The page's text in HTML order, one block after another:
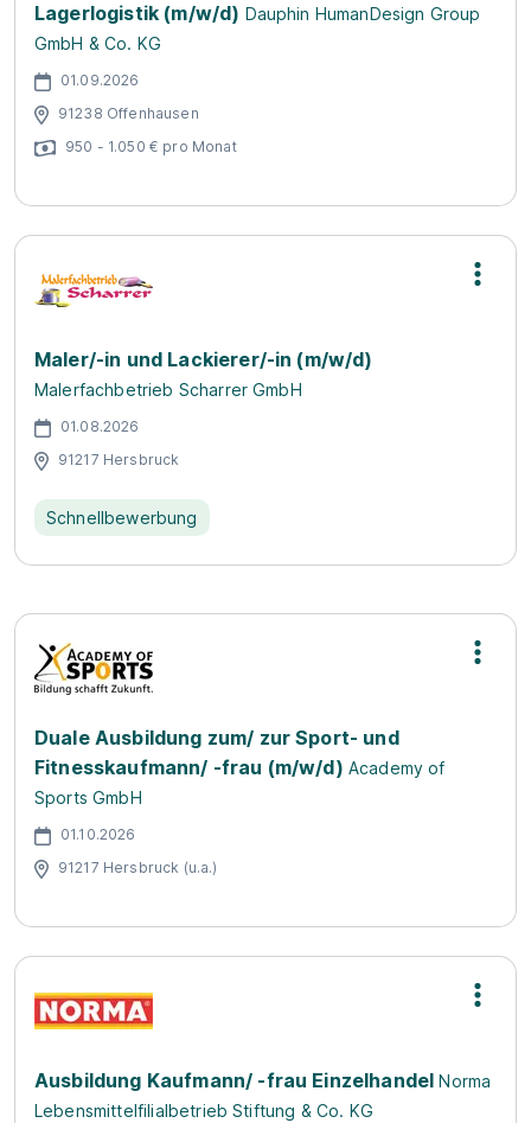
Lagerlogistik (m/w/d) Dauphin HumanDesign Group
GmbH & Co. KG
01.09.2026
91238 Offenhausen
950 - 1.050 € pro Monat
Maler/-in und Lackierer/-in (m/w/d)
Malerfachbetrieb Scharrer GmbH
01.08.2026
91217 Hersbruck
Schnellbewerbung
Duale Ausbildung zum/ zur Sport- und
Fitnesskaufmann/ -frau (m/w/d) Academy of
Sports GmbH
01.10.2026
91217 Hersbruck (u.a.)
Ausbildung Kaufmann/ -frau Einzelhandel Norma
Lebensmittelfilialbetrieb Stiftung & Co. KG